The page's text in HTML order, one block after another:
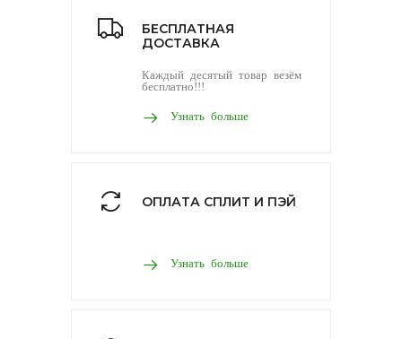
БЕСПЛАТНАЯ
ДОСТАВКА
Каждый десятый товар везём
бесплатно!!!
Узнать больше
ОПЛАТА СПЛИТ И ПЭЙ
Узнать больше